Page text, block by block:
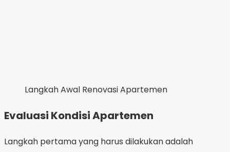
Langkah Awal Renovasi Apartemen
Evaluasi Kondisi Apartemen
Langkah pertama yang harus dilakukan adalah